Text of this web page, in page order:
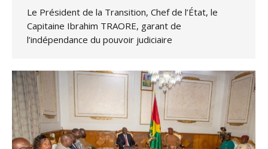
Le Président de la Transition, Chef de l’État, le
Capitaine Ibrahim TRAORE, garant de
l’indépendance du pouvoir judiciaire